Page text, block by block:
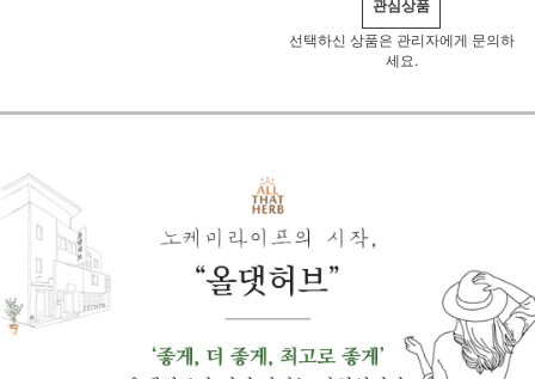
관심상품
선택하신 상품은 관리자에게 문의하
세요.